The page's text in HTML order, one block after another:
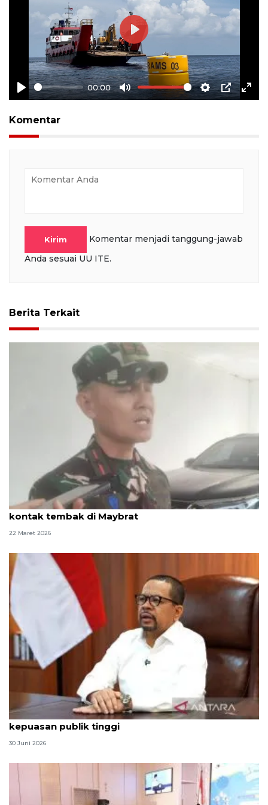
Play
00:00
Mute Settings
PIP
Play
Komentar
Kirim
Komentar menjadi tanggung-jawab
Anda sesuai UU ITE.
Berita Terkait
TNI perkuat pengamanan dan intelijen pasca
kontak tembak di Maybrat
22 Maret 2026
Qodari: Pemerintah tak puas diri meski tingkat
kepuasan publik tinggi
30 Juni 2026